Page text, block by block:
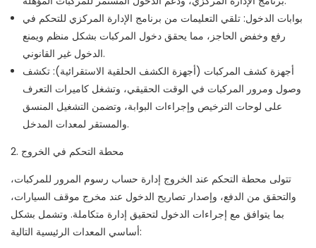
بوابات الدخول: تلقي التعليمات من برنامج الإدارة المركزي للتحكم في
رفع وخفض الحاجز، مما يحقق دخول المركبات بشكل منظم ويمنع
الدخول غير القانوني.
أجهزة كشف المركبات (أجهزة الكشف الحلقية الاستقرائية): تكشف
وصول ومرور المركبات في الوقت الحقيقي، وتشغل كاميرات التعرف
على لوحات الترخيص وإجراءات البوابة، وتضمن التشغيل المنسق
والمستقر لمعدات المدخل.
2. محطة التحكم في الخروج
تتولى محطة التحكم عند الخروج إدارة حساب رسوم المرور للمركبات،
والتحقق من الدفع، وإصدار تصاريح الدخول عند مخرج موقف السيارات،
بما يتوافق مع إجراءات الدخول لتحقيق إدارة متكاملة. وتشمل بشكل
أساسي المعدات الرئيسية التالية: